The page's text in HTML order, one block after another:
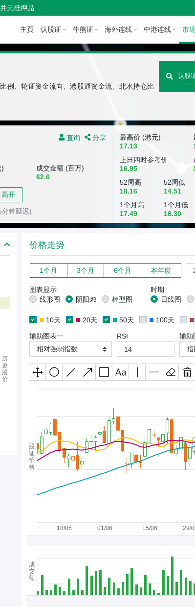
无抵押品
主頁 认股证 牛熊证 海外连线 中港连线 市
例、轮证资金流向、港股通资金流、北水持仓比
快
速
寻
/
牛
熊
/
查询 分享
)
成交金额 (百万)
62.6
高开
钟延迟)
最高价 (港元)
17.13
上日四时参考价
16.95
52周高
18.16
52周低
14.51
1个月高
17.49
1个月低
16.30
历
史
股
价
价格走势
1个月 3个月 6个月 本年度
图表显示
线形图
阴阳烛 棒型图
时期
日线图
10天 20天 50天 100天
辅助图表一
相对强弱指数
RSI
辅助
指
18/05 01/06 15/06 29/
股
证
价
格
成
交
额